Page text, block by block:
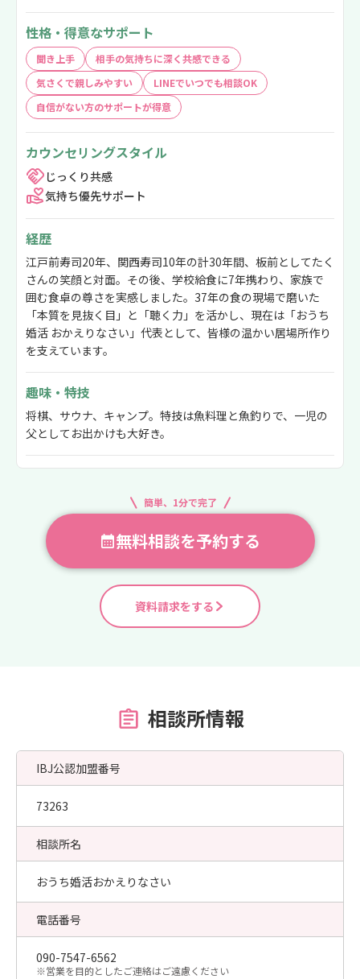
性格・得意なサポート
聞き上手
相手の気持ちに深く共感できる
気さくで親しみやすい
LINEでいつでも相談OK
自信がない方のサポートが得意
カウンセリングスタイル
じっくり共感
気持ち優先サポート
経歴
江戸前寿司20年、関西寿司10年の計30年間、板前としてたく
さんの笑顔と対面。その後、学校給食に7年携わり、家族で
囲む食卓の尊さを実感しました。37年の食の現場で磨いた
「本質を見抜く目」と「聴く力」を活かし、現在は「おうち
婚活 おかえりなさい」代表として、皆様の温かい居場所作り
を支えています。
趣味・特技
将棋、サウナ、キャンプ。特技は魚料理と魚釣りで、一児の
父としてお出かけも大好き。
簡単、1分で完了
無料相談を予約する
資料請求をする
相談所情報
IBJ公認加盟番号
73263
相談所名
おうち婚活おかえりなさい
電話番号
090-7547-6562
​※営業を目的としたご連絡はご遠慮ください